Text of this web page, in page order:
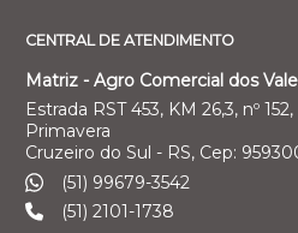
CENTRAL DE ATENDIMENTO
Matriz - Agro Comercial dos
Estrada RST 453, KM 26,3, nº
Primavera
Cruzeiro do Sul - RS, Cep:
(51) 99679-3542
(51) 2101-1738